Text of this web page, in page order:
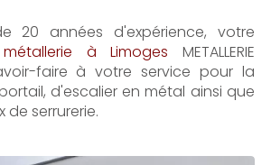
20 années d'expérience, votre
à Limoges METALLERIE
faire à votre service pour la
d'escalier en métal ainsi que
serrurerie.